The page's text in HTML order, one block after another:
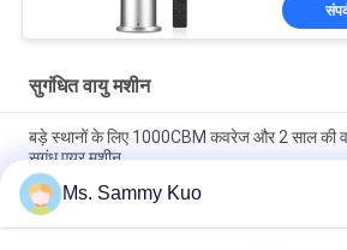
सुगंधित वायु मशीन
बड़े स्थानों के लिए 1000CBM कवरेज और 2 साल की
सुगंध एयर मशीन
ऐप-नियंत्रित सुगंध एयर मशीन, 500CBM कवरेज और
टिकाऊ धातु शेल के साथ
Ms. Sammy Kuo